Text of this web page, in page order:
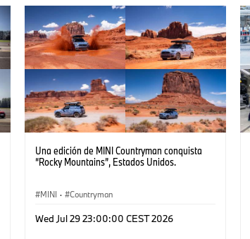
Una edición de MINI Countryman conquista
“Rocky Mountains”, Estados Unidos.
MINI · Countryman
Wed Jul 29 23:00:00 CEST 2026